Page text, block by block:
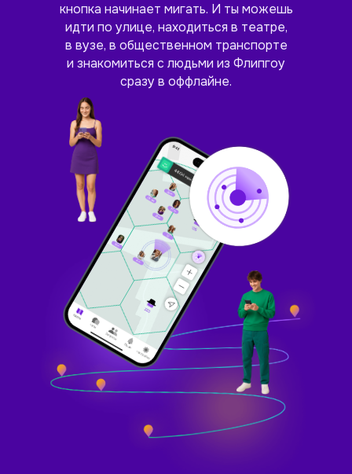
кнопка начинает мигать. И ты можешь
идти по улице, находиться в театре,
в вузе, в общественном транспорте
и знакомиться с людьми из Флипгоу
сразу в оффлайне.